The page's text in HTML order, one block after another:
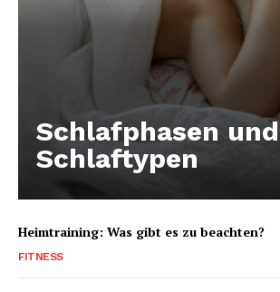
Schlafphasen und
Schlaftypen
Heimtraining: Was gibt es zu beachten?
FITNESS